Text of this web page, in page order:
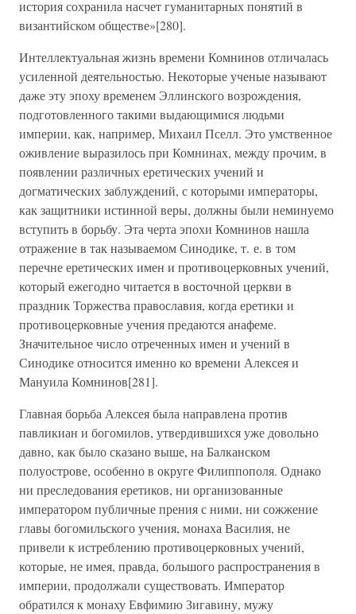
история сохранила насчет гуманитарных понятий в
византийском обществе»[280].
Интеллектуальная жизнь времени Комнинов отличалась
усиленной деятельностью. Некоторые ученые называют
даже эту эпоху временем Эллинского возрождения,
подготовленного такими выдающимися людьми
империи, как, например, Михаил Пселл. Это умственное
оживление выразилось при Комнинах, между прочим, в
появлении различных еретических учений и
догматических заблуждений, с которыми императоры,
как защитники истинной веры, должны были неминуемо
вступить в борьбу. Эта черта эпохи Комнинов нашла
отражение в так называемом Синодике, т. е. в том
перечне еретических имен и противоцерковных учений,
который ежегодно читается в восточной церкви в
праздник Торжества православия, когда еретики и
противоцерковные учения предаются анафеме.
Значительное число отреченных имен и учений в
Синодике относится именно ко времени Алексея и
Мануила Комнинов[281].
Главная борьба Алексея была направлена против
павликиан и богомилов, утвердившихся уже довольно
давно, как было сказано выше, на Балканском
полуострове, особенно в округе Филиппополя. Однако
ни преследования еретиков, ни организованные
императором публичные прения с ними, ни сожжение
главы богомильского учения, монаха Василия, не
привели к истреблению противоцерковных учений,
которые, не имея, правда, большого распространения в
империи, продолжали существовать. Император
обратился к монаху Евфимию Зигавину, мужу